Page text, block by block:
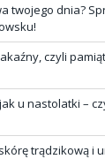
twojego dnia?
czyli
u nastolatki –
trądzikową i